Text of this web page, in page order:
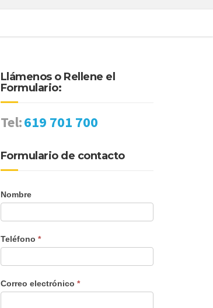
Llámenos o Rellene el
Formulario:
Tel:619 701 700
Formulario de contacto
Nombre
Teléfono *
Correo electrónico *